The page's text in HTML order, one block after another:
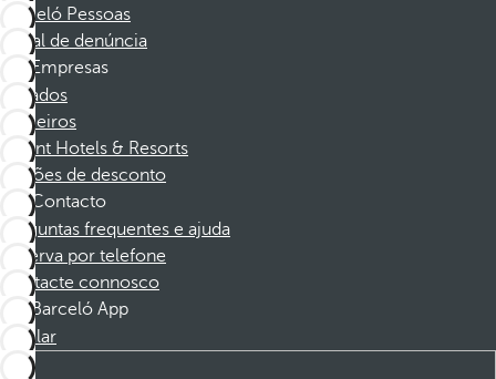
Barceló Pessoas
Canal de denúncia
Empresas
Afiliados
Parceiros
Dorint Hotels & Resorts
Cupões de desconto
Contacto
Perguntas frequentes e ajuda
Reserva por telefone
Contacte connosco
Barceló App
Instalar